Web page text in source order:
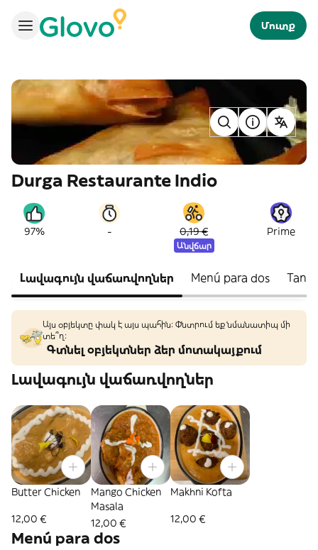
Մուտք
Durga Restaurante Indio
97% - 0,19 €
Անվճար
Prime
Լավագույն վաճառվողներ Menú para dos
Այս օբյեկտը փակ է այս պահին: Փնտրում եք նմանատիպ մի
տե՞ղ։
Գտնել օբյեկտներ ձեր մոտակայքում
Լավագույն վաճառվողներ
Butter Chicken
12,00 €
Mango Chicken
Masala
12,00 €
Makhni Kofta
12,00 €
Menú para dos